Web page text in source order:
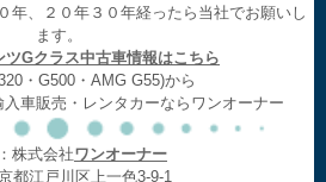
年、２０年３０年経ったら当社でお願いし
ます。
ツGクラス中古車情報はこちら
・G500・AMG G55)から
車販売・レンタカーならワンオーナー
株式会社ワンオーナー
都江戸川区上一色3-9-1